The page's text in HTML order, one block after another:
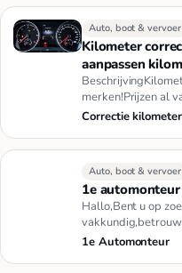
Auto, boot & vervoer
Kilometer
aanpassen
merken!Prijzen al
Nederland24/7
Correctie kilometer
Auto, boot & vervoer
1e
Hallo,Bent u op
uw auto?Dan zit u
1e Automonteur